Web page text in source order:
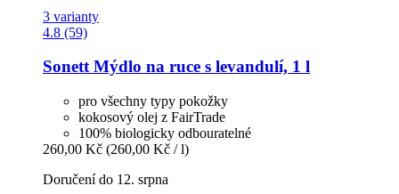
3 varianty
4.8 (59)
SonettMýdlo na ruce s levandulí, 1 l
pro všechny typy pokožky
kokosový olej z FairTrade
100% biologicky odbouratelné
260,00 Kč (260,00 Kč / l)
Doručení do 12. srpna